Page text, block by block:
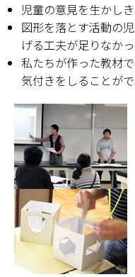
児童の意見を生かしき
図形を落とす活動の
げる工夫が足りなかっ
私たちが作った教材
気付きをしることがで